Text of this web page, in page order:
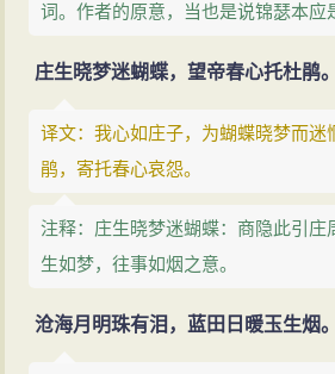
词。作者的原意，当也是说锦瑟本应
庄生晓梦迷蝴蝶，望帝春心托杜鹃。
译文：我心如庄子，为蝴蝶晓梦而迷
鹃，寄托春心哀怨。
注释：庄生晓梦迷蝴蝶：商隐此引庄
生如梦，往事如烟之意。
沧海月明珠有泪，蓝田日暖玉生烟。